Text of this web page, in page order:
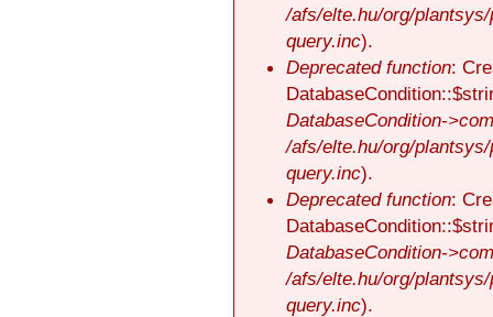
/afs/elte.hu/org/
query.inc).
Deprecated function:
DatabaseCondition-
/afs/elte.hu/org/
query.inc).
Deprecated function:
DatabaseCondition-
/afs/elte.hu/org/
query.inc).